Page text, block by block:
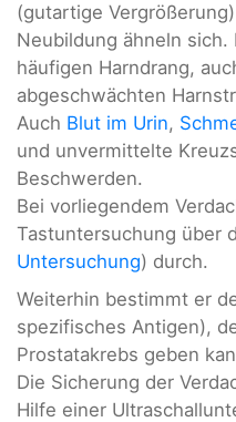
(gutartige
Neubildung ähneln
häufigen Harndrang,
abgeschwächten
Auch Blut im Urin,
und unvermittelte
Beschwerden.
Bei vorliegendem
Tastuntersuchung über
Untersuchung) durch.
Weiterhin bestimmt er
spezifisches Antigen),
Prostatakrebs geben
Die Sicherung der
Hilfe einer